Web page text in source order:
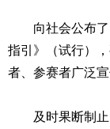
向社会公布了
指引》（试行）
者、参赛者广泛
及时果断制止